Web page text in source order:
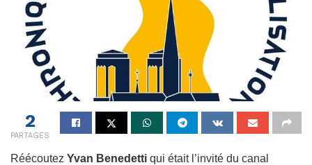
2
PARTAGES
Réécoutez Yvan Benedetti qui était l’invité du canal